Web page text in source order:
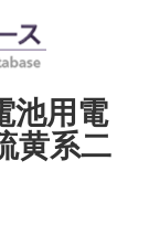
池用電
黄系二